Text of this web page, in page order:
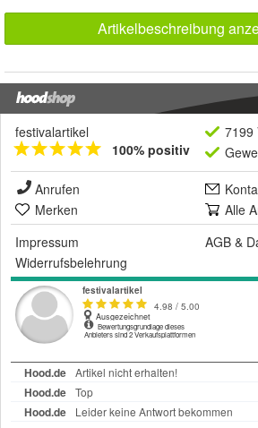
Artikelbeschreibung
festivalartikel
100% positiv
7199
Anrufen
Merken
Alle
Impressum
AGB &
Widerrufsbelehrung